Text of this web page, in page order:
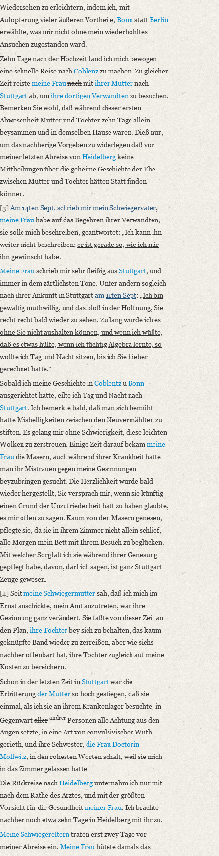
Wiedersehen zu erleichtern, indem ich, mit
Aufopferung vieler äußeren Vortheile, BonnstattBerlin
erwählte, was mir nicht ohne mein wiederhohltes
Ansuchen zugestanden ward.
Zehn Tage nach der Hochzeitfand ich mich bewogen
eine schnelle Reise nach Coblenzzu machen. Zu gleicher
Zeit reistemeine Frau nachmitihrer Mutternach
Stuttgartab, umihre dortigen Verwandtenzu besuchen.
Bemerken Sie wohl, daß während dieser ersten
Abwesenheit Mutter und Tochter zehn Tage allein
beysammen und in demselben Hause waren. Dieß nur,
um das nachherige Vorgeben zu widerlegen daß vor
meiner letzten Abreise vonHeidelbergkeine
Mittheilungen über die geheime Geschichte der Ehe
zwischen Mutter und Tochter hätten Statt finden
können.
[3] Am14ten Sept. schrieb mirmein Schwiegervater,
meine Frau habe auf das Begehren ihrer Verwandten,
sie solle mich beschreiben, geantwortet: „Ich kann ihn
weiter nicht beschreiben; er ist gerade so, wie ich mir
ihn gewünscht habe.
Meine Frauschrieb mir sehr fleißig ausStuttgart, und
immer in dem zärtlichsten Tone. Unter andern sogleich
nach ihrer Ankunft in Stuttgartam11ten Sept: „ Ich bin
gewaltig muthwillig, und das bloß in der Hoffnung, Sie
recht recht bald wieder zu sehen. Zu lang würde ich es
ohne Sie nicht aushalten können, und wenn ich wüßte,
daß es etwas hülfe, wenn ich tüchtig Algebra lernte, so
wollte ich Tag und Nacht sitzen, bis ich Sie hieher
gerechnet hätte.“
Sobald ich meine Geschichte inCoblentzu Bonn
ausgerichtet hatte, eilte ich Tag und Nacht nach
Stuttgart. Ich bemerkte bald, daß man sich bemüht
hatte Mishelligkeiten zwischen den Neuvermählten zu
stiften. Es gelang mir ohne Schwierigkeit, diese leichten
Wolken zu zerstreuen. Einige Zeit darauf bekammeine
Frau die Masern, auch während ihrer Krankheit hatte
man ihr Mistrauen gegen meine Gesinnungen
beyzubringen gesucht. Die Herzlichkeit wurde bald
wieder hergestellt, Sie versprach mir, wenn sie künftig
einen Grund der Unzufriedenheithattzu haben glaubte,
es mir offen zu sagen. Kaum von den Masern genesen,
pflegte sie, da sie in ihrem Zimmer nicht allein schlief,
alle Morgen mein Bett mit Ihrem Besuch zu beglücken.
Mit welcher Sorgfalt ich sie während ihrer Genesung
gepflegt habe, davon, darf ich sagen, ist ganz Stuttgart
Zeuge gewesen.
[4] Seitmeine Schwiegermuttersah, daß ich mich im
Ernst anschickte, mein Amt anzutreten, war ihre
Gesinnung ganz verändert. Sie faßte von dieser Zeit an
den Plan, ihre Tochterbey sich zu behalten, das kaum
geknüpfte Band wieder zu zerreißen, aber wie sichs
nachher offenbart hat, ihre Tochter zugleich auf meine
Kosten zu bereichern.
Schon in der letzten Zeit in Stuttgartwar die
Erbitterungder Mutterso hoch gestiegen, daß sie
einmal, als ich sie an ihrem Krankenlager besuchte, in
Gegenwartaller andrer Personen alle Achtung aus den
Augen setzte, in eine Art von convulsivischer Wuth
gerieth, und ihre Schwester, die Frau Doctorin
Mollwitz, in den rohesten Worten schalt, weil sie mich
in das Zimmer gelassen hatte.
Die Rückreise nachHeidelbergunternahm ich nurmit
nach dem Rathe des Arztes, und mit der größten
Vorsicht für die Gesundheitmeiner Frau. Ich brachte
nachher noch etwa zehn Tage in Heidelberg mit ihr zu.
Meine Schwiegerelterntrafen erst zwey Tage vor
meiner Abreise ein. Meine Frau hütete damals das